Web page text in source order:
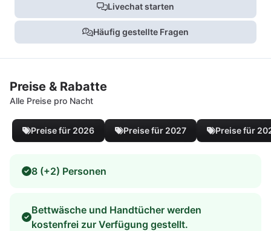
Livechat starten
Häufig gestellte Fragen
Preise & Rabatte
Alle Preise pro Nacht
Preise für 2026 Preise für 2027 Preise für
8 (+2) Personen
Bettwäsche und Handtücher werden
kostenfrei zur Verfügung gestellt.